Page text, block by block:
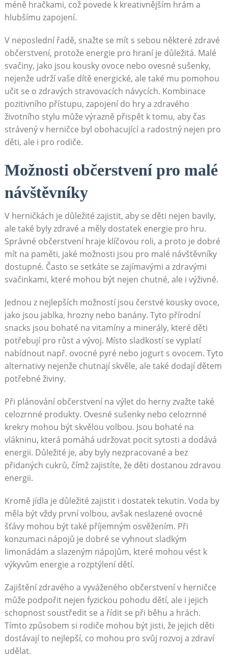
méně hračkami, což povede k kreativnějším hrám a
hlubšímu zapojení.
V neposlední řadě, snažte se mít s sebou některé zdravé
občerstvení, protože energie pro hraní je důležitá. Malé
svačiny, jako jsou kousky ovoce nebo ovesné sušenky,
nejenže udrží vaše dítě energické, ale také mu pomohou
učit se o zdravých stravovacích návycích. Kombinace
pozitivního přístupu, zapojení do hry a zdravého
životního stylu může výrazně přispět k tomu, aby čas
strávený v herničce byl obohacující a radostný nejen pro
děti, ale i pro rodiče.
Možnosti občerstvení pro malé
návštěvníky
V herničkách je důležité zajistit, aby se děti nejen bavily,
ale také byly zdravé a měly dostatek energie pro hru.
Správné občerstvení hraje klíčovou roli, a proto je dobré
mít na paměti, jaké možnosti jsou pro malé návštěvníky
dostupné. Často se setkáte se zajímavými a zdravými
svačinkami, které mohou být nejen chutné, ale i výživné.
Jednou z nejlepších možností jsou čerstvé kousky ovoce,
jako jsou jablka, hrozny nebo banány. Tyto přírodní
snacks jsou bohaté na vitamíny a minerály, které děti
potřebují pro růst a vývoj. Místo sladkostí se vyplatí
nabídnout např. ovocné pyré nebo jogurt s ovocem. Tyto
alternativy nejenže chutnají skvěle, ale také dodají dětem
potřebné živiny.
Při plánování občerstvení na výlet do herny zvažte také
celozrnné produkty. Ovesné sušenky nebo celozrnné
krekry mohou být skvělou volbou. Jsou bohaté na
vlákninu, která pomáhá udržovat pocit sytosti a dodává
energii. Důležité je, aby byly nezpracované a bez
přidaných cukrů, čímž zajistíte, že děti dostanou zdravou
energii.
Kromě jídla je důležité zajistit i dostatek tekutin. Voda by
měla být vždy první volbou, avšak neslazené ovocné
šťávy mohou být také příjemným osvěžením. Při
konzumaci nápojů je dobré se vyhnout sladkým
limonádám a slazeným nápojům, které mohou vést k
výkyvům energie a rozptýlení dětí.
Zajištění zdravého a vyváženého občerstvení v herničce
může podpořit nejen fyzickou pohodu dětí, ale i jejich
schopnost soustředit se a řídit se při běhu a hrách.
Tímto způsobem si rodiče mohou být jisti, že jejich děti
dostávají to nejlepší, co mohou pro svůj rozvoj a zdraví
udělat.